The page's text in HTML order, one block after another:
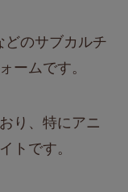
どのサブカルチ
ームです。
り、特にアニ
トです。